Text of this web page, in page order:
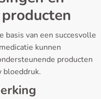
basis van een succesvolle
kunnen
producten
bloeddruk.